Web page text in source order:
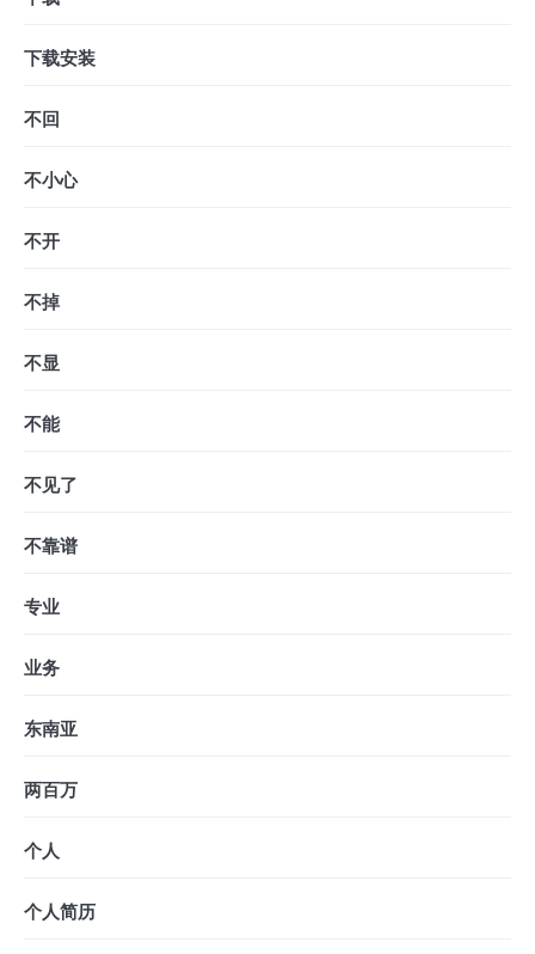
下载安装
不回
不小心
不开
不掉
不显
不能
不见了
不靠谱
专业
业务
东南亚
两百万
个人
个人简历